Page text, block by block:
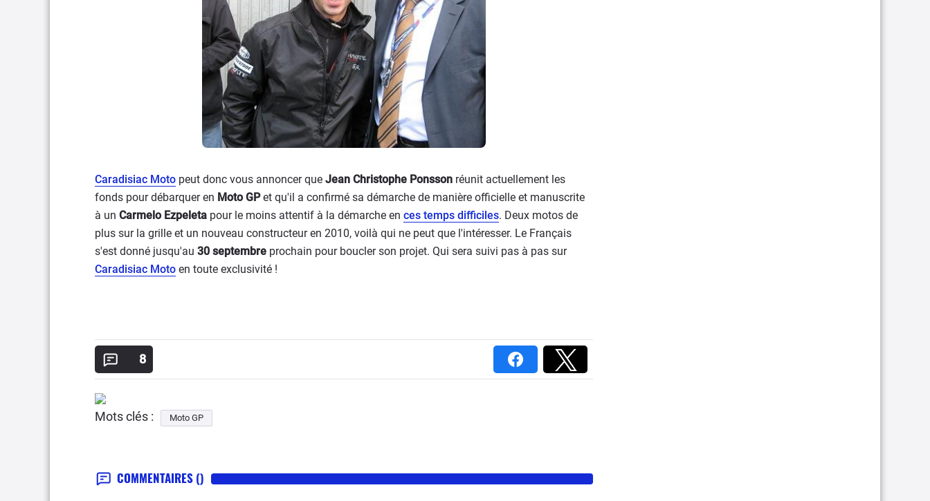
Caradisiac Moto peut donc vous annoncer que Jean Christophe Ponsson réunit actuellement les
fonds pour débarquer en Moto GPet qu'il a confirmé sa démarche de manière officielle et manuscrite
à un Carmelo Ezpeleta pour le moins attentif à la démarche en ces temps difficiles. Deux motos de
plus sur la grille et un nouveau constructeur en 2010, voilà qui ne peut que l'intéresser. Le Français
s'est donné jusqu'au 30 septembre prochain pour boucler son projet. Qui sera suivi pas à pas sur
Caradisiac Moto en toute exclusivité !
8
Mots clés : Moto GP
COMMENTAIRES ()